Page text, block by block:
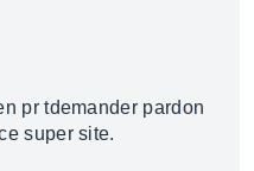
pr tdemander pardon
super site.